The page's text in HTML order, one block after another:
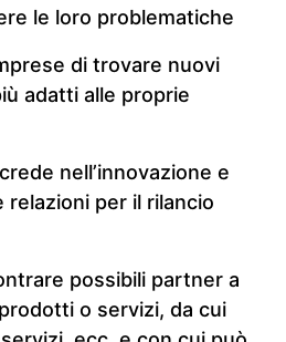
le loro problematiche
di trovare nuovi
adatti alle proprie
nell’innovazione e
relazioni per il rilancio
possibili partner a
o servizi, da cui